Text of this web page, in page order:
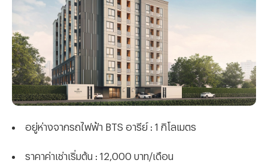
อยู่ห่างจากรถไฟฟ้า BTS อารีย์ : 1 กิโลเมตร
ราคาค่าเช่าเริ่มต้น : 12,000 บาท/เดือน